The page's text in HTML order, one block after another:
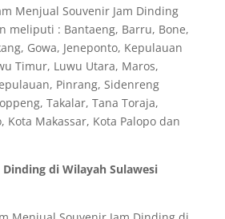
Menjual Souvenir Jam Dinding
meliputi : Bantaeng, Barru, Bone,
Gowa, Jeneponto, Kepulauan
Timur, Luwu Utara, Maros,
Pinrang, Sidenreng
Takalar, Tana Toraja,
Kota Makassar, Kota Palopo dan
Dinding di Wilayah Sulawesi